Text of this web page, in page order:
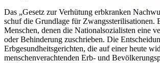
Das „Gesetz zur Verhütung erbkranken
schuf die Grundlage für Zwangssterilisationen.
Menschen, denen die Nationalsozialisten eine
oder Behinderung zuschrieben. Die
Erbgesundheitsgerichten, die auf einer heute
menschenverachtenden Erb- und